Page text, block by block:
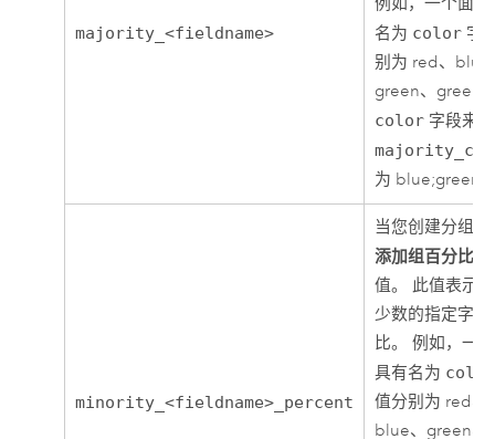
majority_<fieldname>
名为 color 字
别为 red、
green、green
color 字段来
为 blue;green
minority_<fieldname>_percent
当您创建分组
添加组百分比
值。 此值表示
少数的指定字
比。 例如，一
具有名为 color
值分别为 red、
blue、green、